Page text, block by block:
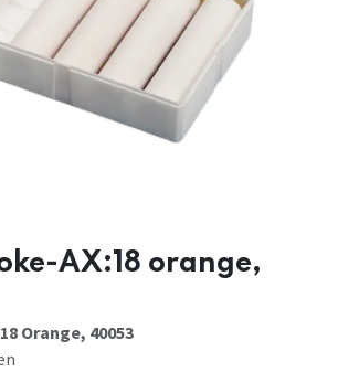
AX:18 orange,
Orange, 40053